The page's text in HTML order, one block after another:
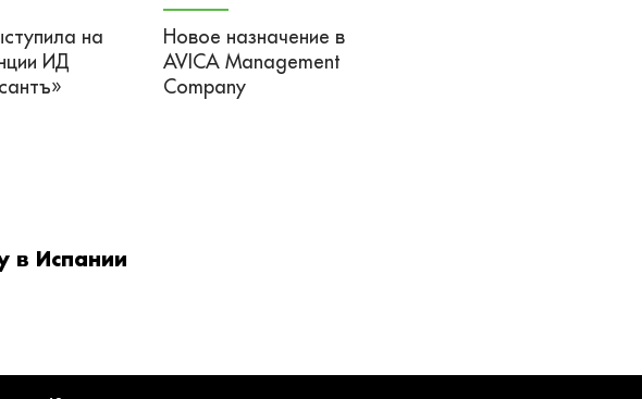
на
ИД
Новое назначение в
AVICA Management
Company
в Испании